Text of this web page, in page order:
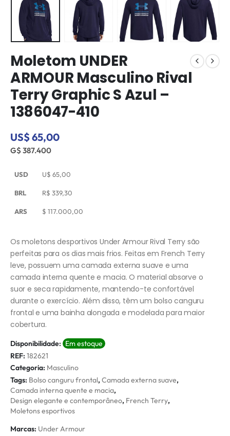
Moletom UNDER
ARMOUR Masculino Rival
Terry Graphic S Azul –
1386047-410
US$ 65,00
G$ 387.400
USD U$ 65,00
BRL R$ 339,30
ARS $ 117.000,00
Os moletons desportivos Under Armour Rival Terry são
perfeitas para os dias mais frios. Feitas em French Terry
leve, possuem uma camada externa suave e uma
camada interna quente e macia. O material absorve o
suor e seca rapidamente, mantendo-te confortável
durante o exercício. Além disso, têm um bolso canguru
frontal e uma bainha alongada e modelada para maior
cobertura.
Disponibilidade: Em estoque
REF: 182621
Categoria: Masculino
Tags: Bolso canguru frontal,Camada externa suave,
Camada interna quente e macia,
Design elegante e contemporâneo, French Terry,
Moletons esportivos
Marcas: Under Armour